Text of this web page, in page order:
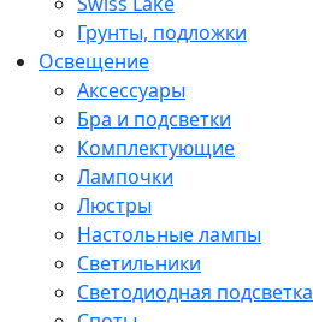
Грунты, подложки
Освещение
Аксессуары
Бра и подсветки
Комплектующие
Лампочки
Люстры
Настольные лампы
Светильники
Светодиодная подсветка